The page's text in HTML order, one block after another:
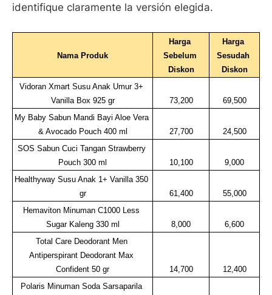
identifique claramente la versión elegida.
Nama Produk
Harga
Sebelum
Diskon
Harga
Sesudah
Diskon
Vidoran Xmart Susu Anak Umur 3+
Vanilla Box 925 gr
73,200
69,500
My Baby Sabun Mandi Bayi Aloe Vera
& Avocado Pouch 400 ml
27,700
24,500
SOS Sabun Cuci Tangan Strawberry
Pouch 300 ml
10,100
9,000
Healthyway Susu Anak 1+ Vanilla 350
gr
61,400
55,000
Hemaviton Minuman C1000 Less
Sugar Kaleng 330 ml
8,000
6,600
Total Care Deodorant Men
Antiperspirant Deodorant Max
Confident 50 gr
14,700
12,400
Polaris Minuman Soda Sarsaparila